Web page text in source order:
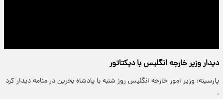
دیدار وزیر خارجه انگلیس با دیکتاتور
پارسینه: وزیر امور خارجه انگلیس روز شنبه با پادشاه بحرین در منامه دیدار کرد
.